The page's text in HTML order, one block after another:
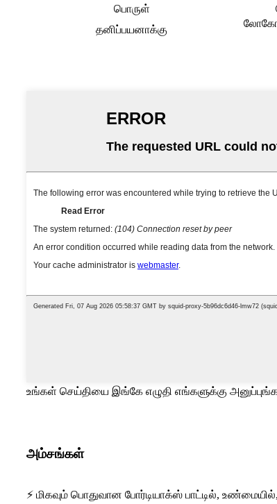
பொருள்
தனிப்பயனாக்கு
லோகோ
உங்கள் செய்தியை இங்கே எழுதி எங்களுக்கு
அம்சங்கள்
⚡ மிகவும் பொதுவான போர்டியாக்ஸ் பாட்டில்,